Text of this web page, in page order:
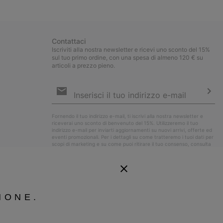
Contattaci
Iscriviti alla nostra newsletter e ricevi uno sconto del 15%
sul tuo primo ordine, con una spesa di almeno 120 € su
articoli a prezzo pieno.
e-
Fornendo il tuo indirizzo e-mail, ti iscrivi alla nostra newsletter e
riceverai uno sconto di benvenuto del 15%. Utilizzeremo il tuo
indirizzo e-mail per inviarti aggiornamenti su nuovi arrivi, offerte ed
eventi promozionali. Per i dettagli su come tratteremo i tuoi dati per
scopi di marketing e su come puoi ritirare il tuo consenso, consulta